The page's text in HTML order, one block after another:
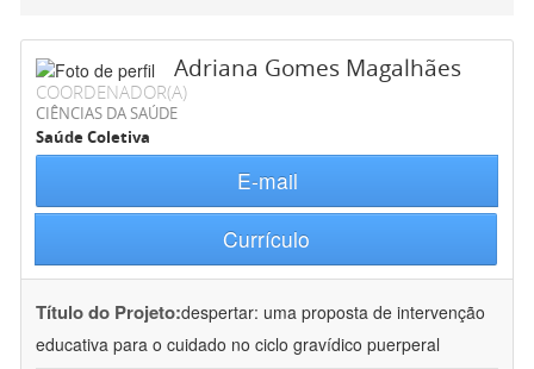
Adriana Gomes Magalhães
COORDENADOR(A)
CIÊNCIAS DA SAÚDE
Saúde Coletiva
E-mail
Currículo
Título do Projeto:despertar: uma proposta de intervenção
educativa para o cuidado no ciclo gravídico puerperal